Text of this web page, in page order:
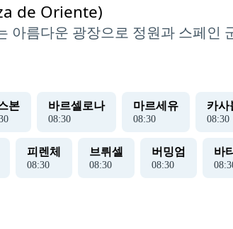
de Oriente)
아름다운 광장으로 정원과 스페인
본 바르셀로나
08:30
마르세유
08:30
카사
08:30
피렌체
08:30
브뤼셀
08:30
버밍엄
08:30
바
08: